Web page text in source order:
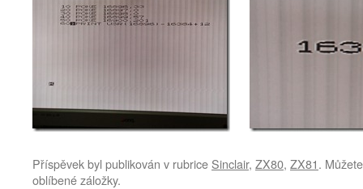
Příspěvek byl publikován v rubrice Sinclair, ZX80, ZX81.
oblíbené záložky.